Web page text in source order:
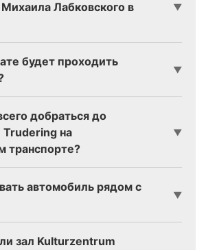
Михаила Лабковского в
▼
будет проходить
▼
добраться до
на
транспорте?
▼
автомобиль рядом с
▼
зал Kulturzentrum